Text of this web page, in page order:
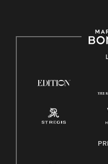
Derecho a trabajar
Conozca sus
Ley de licencia